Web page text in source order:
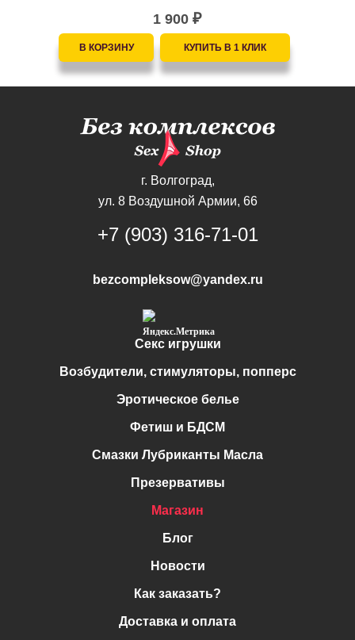
1 900 ₽
г. Волгоград,
ул. 8 Воздушной Армии, 66
+7 (903) 316-71-01
bezcompleksow@yandex.ru
Секс игрушки
Возбудители, стимуляторы, попперс
Эротическое белье
Фетиш и БДСМ
Смазки Лубриканты Масла
Презервативы
Магазин
Блог
Новости
Как заказать?
Доставка и оплата